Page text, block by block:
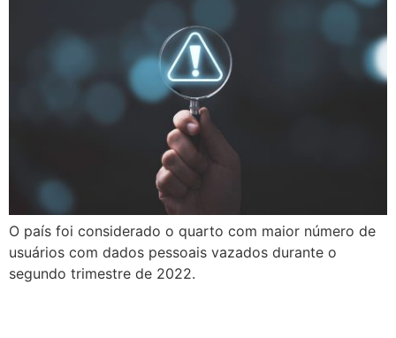
O país foi considerado o quarto com maior número de
usuários com dados pessoais vazados durante o
segundo trimestre de 2022.